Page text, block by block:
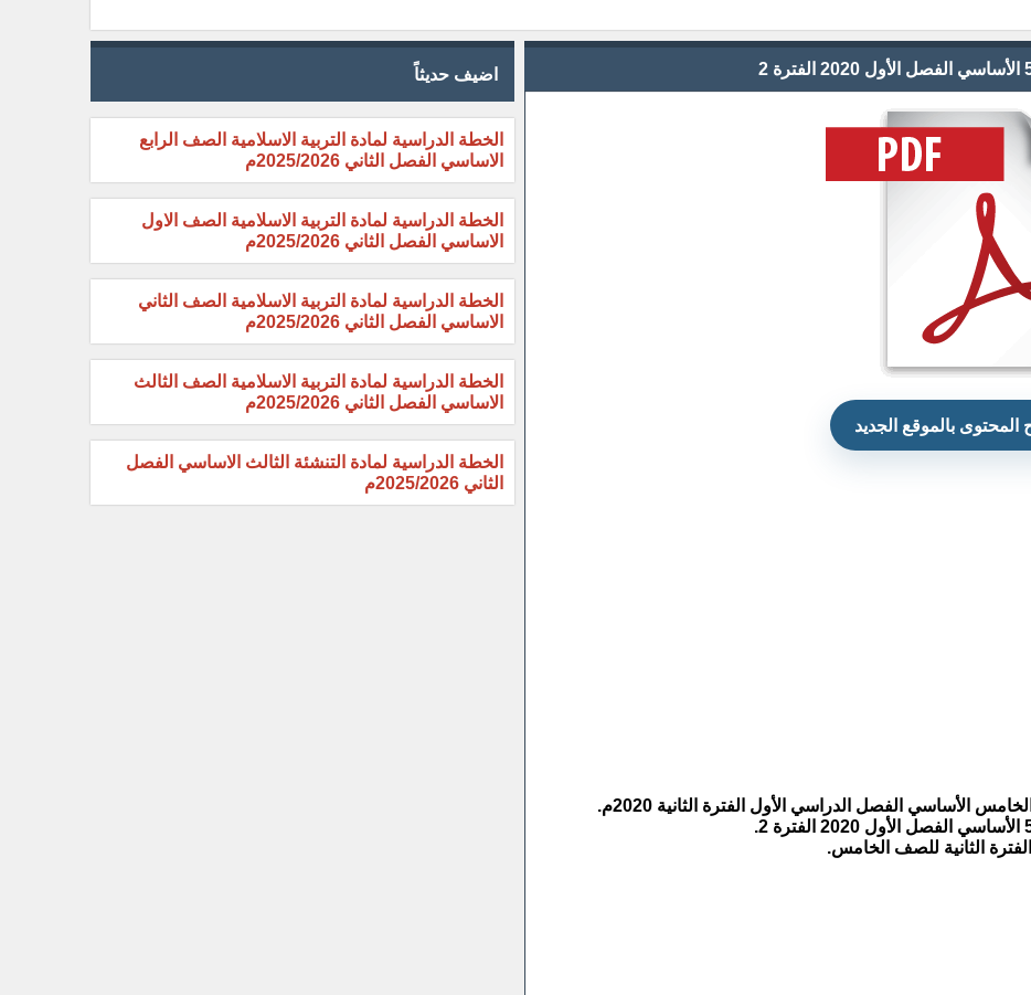
المحتوى بالموقع الجديد
الثانية للصف الخامس.
اضيف حديثاً
الخطة الدراسية لمادة التربية الاسلامية الصف الرابع
الاساسي الفصل الثاني 2025/2026م
الخطة الدراسية لمادة التربية الاسلامية الصف الاول
الاساسي الفصل الثاني 2025/2026م
الخطة الدراسية لمادة التربية الاسلامية الصف الثاني
الاساسي الفصل الثاني 2025/2026م
الخطة الدراسية لمادة التربية الاسلامية الصف الثالث
الاساسي الفصل الثاني 2025/2026م
الخطة الدراسية لمادة التنشئة الثالث الاساسي الفصل
الثاني 2025/2026م